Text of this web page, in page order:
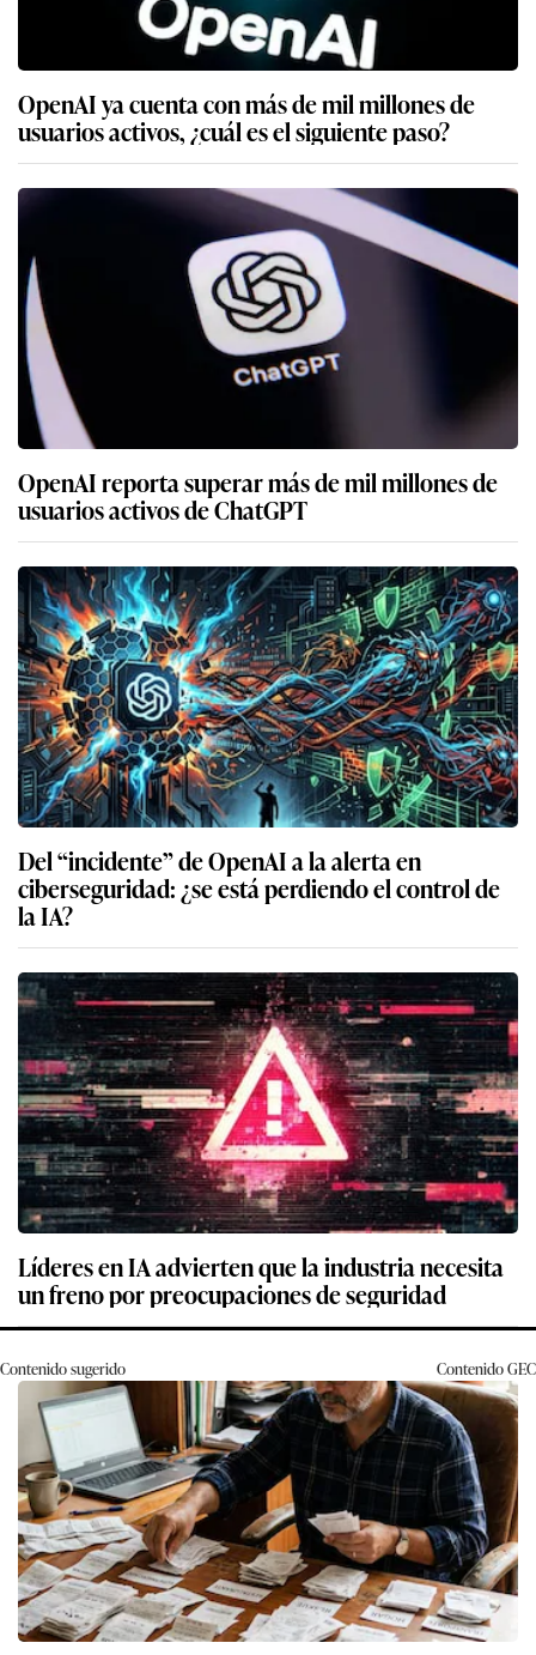
OpenAI ya cuenta con más de mil millones de
usuarios activos, ¿cuál es el siguiente paso?
OpenAI reporta superar más de mil millones de
usuarios activos de ChatGPT
Del “incidente” de OpenAI a la alerta en
ciberseguridad: ¿se está perdiendo el control de
la IA?
Líderes en IA advierten que la industria necesita
un freno por preocupaciones de seguridad
Contenido sugerido ContenidoGEC